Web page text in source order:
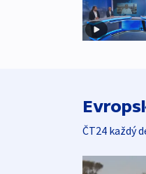
ČT24 každý